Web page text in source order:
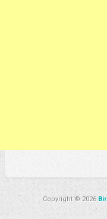
Copyright © 2026